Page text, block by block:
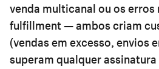
venda multicanal ou os
fulfillment — ambos criam
(vendas em excesso, envios
superam qualquer